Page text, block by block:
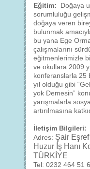
Eğitim:
Doğaya
sorumluluğu
doğaya veren
bulunmak
bu yana Ege
çalışmalarını
eğitmenlerimizle
ve okullara 2009
konferanslarla 25
yıl olduğu gibi
yok Demesin”
yarışmalarla
artırılmasına
İletişim Bilgileri:
Adres: Şair
Huzur İş Hanı
TÜRKİYE
Tel: 0232 464 51